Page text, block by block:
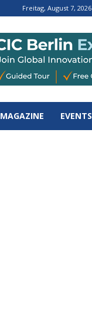
Freitag, August 7, 2026
EVENTS